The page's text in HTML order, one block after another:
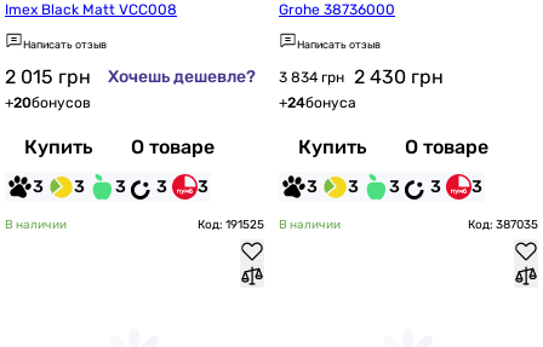
Imex Black Matt VCC008
Написать отзыв
2 015 грн Хочешь дешевле?
+20бонусов
Купить О товаре
3 3 3 3 3
Grohe 38736000
Написать отзыв
3 834 грн 2 430 грн
+24бонуса
Купить О товаре
3 3 3 3 3
В наличии Код: 191525 В наличии Код: 387035